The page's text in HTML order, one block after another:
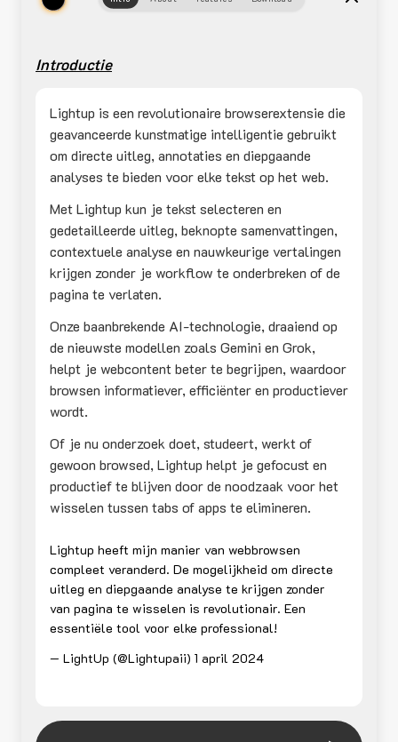
Introductie
Lightup is een revolutionaire browserextensie die
geavanceerde kunstmatige intelligentie gebruikt
om directe uitleg, annotaties en diepgaande
analyses te bieden voor elke tekst op het web.
Met Lightup kun je tekst selecteren en
gedetailleerde uitleg, beknopte samenvattingen,
contextuele analyse en nauwkeurige vertalingen
krijgen zonder je workflow te onderbreken of de
pagina te verlaten.
Onze baanbrekende AI-technologie, draaiend op
de nieuwste modellen zoals Gemini en Grok,
helpt je webcontent beter te begrijpen, waardoor
browsen informatiever, efficiënter en productiever
wordt.
Of je nu onderzoek doet, studeert, werkt of
gewoon browsed, Lightup helpt je gefocust en
productief te blijven door de noodzaak voor het
wisselen tussen tabs of apps te elimineren.
Lightup heeft mijn manier van webbrowsen
compleet veranderd. De mogelijkheid om directe
uitleg en diepgaande analyse te krijgen zonder
van pagina te wisselen is revolutionair. Een
essentiële tool voor elke professional!
— LightUp (@Lightupaii) 1 april 2024